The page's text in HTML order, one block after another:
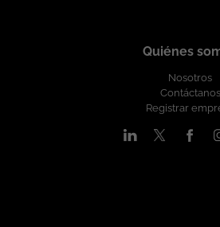
Quiénes
Nosotros
Contáctanos
Registrar